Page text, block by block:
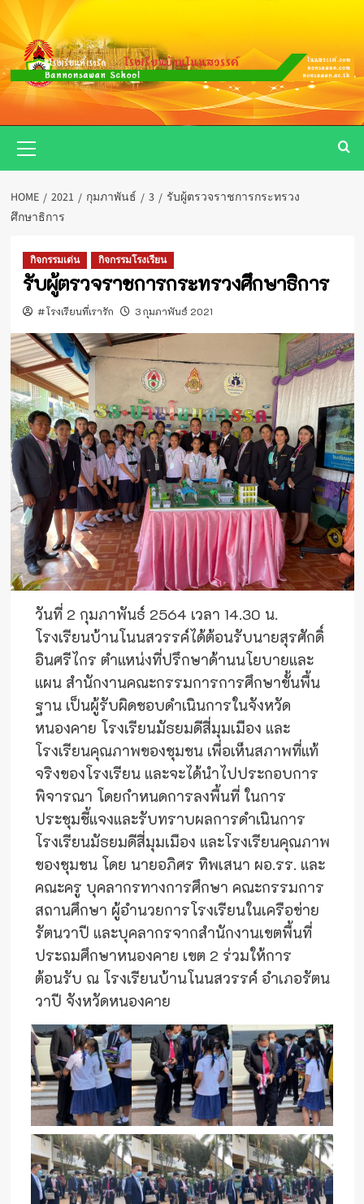
Skip
content
Menu
HOME 2021 กุมภาพันธ์ 3
รับผู้ตรวจราชการกระทรวง
ศึกษาธิการ
กิจกรรมเด่น กิจกรรมโรงเรียน
รับผู้ตรวจราชการกระทรวงศึกษาธิการ
#โรงเรียนที่เรารัก 3 กุมภาพันธ์ 2021
วันที่ 2 กุมภาพันธ์ 2564 เวลา 14.30 น.
โรงเรียนบ้านโนนสวรรค์ได้ต้อนรับนายสุรศักดิ์
อินศรีไกร ตำแหน่งที่ปรึกษาด้านนโยบายและ
แผน สำนักงานคณะกรรมการการศึกษาขั้นพื้น
ฐาน เป็นผู้รับผิดชอบดำเนินการในจังหวัด
หนองคาย โรงเรียนมัธยมดีสี่มุมเมือง และ
โรงเรียนคุณภาพของชุมชน เพื่อเห็นสภาพที่แท้
จริงของโรงเรียน และจะได้นำไปประกอบการ
พิจารณา โดยกำหนดการลงพื้นที่ ในการ
ประชุมชี้แจงและรับทราบผลการดำเนินการ
โรงเรียนมัธยมดีสี่มุมเมือง และโรงเรียนคุณภาพ
ของชุมชน โดย นายอภิศร ทิพเสนา ผอ.รร. และ
คณะครู บุคลากรทางการศึกษา คณะกรรมการ
สถานศึกษา ผู้อำนวยการโรงเรียนในเครือข่าย
รัตนวาปี และบุคลากรจากสำนักงานเขตพื้นที่
ประถมศึกษาหนองคาย เขต 2 ร่วมให้การ
ต้อนรับ ณ โรงเรียนบ้านโนนสวรรค์ อำเภอรัตน
วาปี จังหวัดหนองคาย